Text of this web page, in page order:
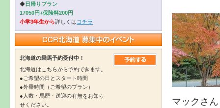
マックさ
◆日帰りプラン
17050円+保険料200円
小学3年生から詳しくは コチラ
北海道の乗馬予約受付中！
北海道はこちらから予約できます。
●ご希望の日とスタート時間
●外乗時間（ご希望のプラン）
●人数・馬歴・送迎の有無をお知ら
せください。